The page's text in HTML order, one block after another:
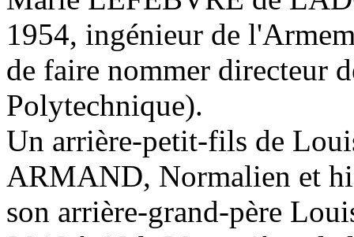
1954, ingénieur de
de faire nommer directeur
Polytechnique).
Un arrière-petit-fils de
ARMAND, Normalien et
son arrière-grand-père